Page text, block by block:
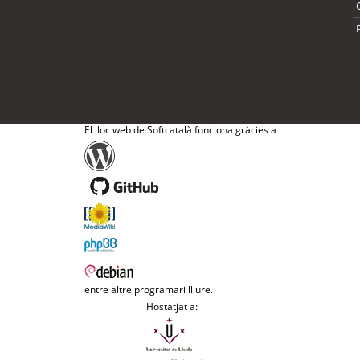
El lloc web de Softcatalà funciona gràcies a
entre altre programari lliure.
Hostatjat a: